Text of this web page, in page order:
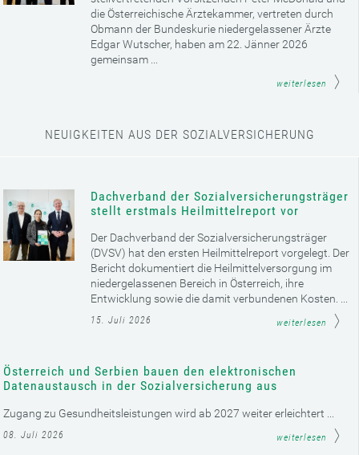
die Österreichische Ärztekammer, vertreten durch
Obmann der Bundeskurie niedergelassener Ärzte
Edgar Wutscher, haben am 22. Jänner 2026
gemeinsam ...
weiterlesen
NEUIGKEITEN AUS DER SOZIALVERSICHERUNG
Dachverband der Sozialversicherungsträger
stellt erstmals Heilmittelreport vor
Der Dachverband der Sozialversicherungsträger
(DVSV) hat den ersten Heilmittelreport vorgelegt. Der
Bericht dokumentiert die Heilmittelversorgung im
niedergelassenen Bereich in Österreich, ihre
Entwicklung sowie die damit verbundenen Kosten. ...
15. Juli 2026 weiterlesen
Österreich und Serbien bauen den elektronischen
Datenaustausch in der Sozialversicherung aus
Zugang zu Gesundheitsleistungen wird ab 2027 weiter erleichtert ...
08. Juli 2026 weiterlesen